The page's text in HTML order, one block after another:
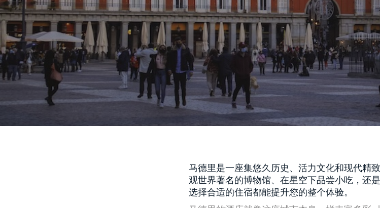
马德里是一座集悠久历史、活力文化和现代精
观世界著名的博物馆、在星空下品尝小吃，还
选择合适的住宿都能提升您的整个体验。